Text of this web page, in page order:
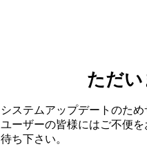
ただ
システムアップデートのた
ユーザーの皆様にはご不便
待ち下さい。